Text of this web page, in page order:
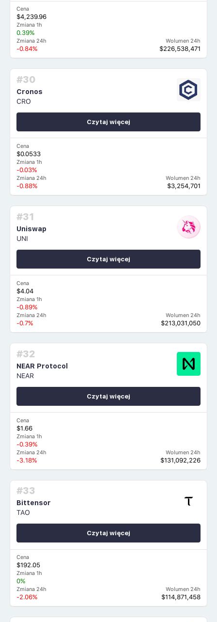
Cena
$4,239.96
Zmiana 1h
0.39%
Zmiana 24h
-0.84%
Wolumen 24h
$226,538,471
#30
Cronos
CRO
Cena
$0.0533
Zmiana 1h
-0.03%
Zmiana 24h
-0.88%
Wolumen 24h
$3,254,701
Czytaj więcej
#31
Uniswap
UNI
Cena
$4.04
Zmiana 1h
-0.89%
Zmiana 24h
-0.7%
Wolumen 24h
$213,031,050
Czytaj więcej
#32
NEAR Protocol
NEAR
Cena
$1.66
Zmiana 1h
-0.39%
Zmiana 24h
-3.18%
Wolumen 24h
$131,092,226
Czytaj więcej
#33
Bittensor
TAO
Cena
$192.05
Zmiana 1h
0%
Zmiana 24h
-2.06%
Wolumen 24h
$114,871,458
Czytaj więcej